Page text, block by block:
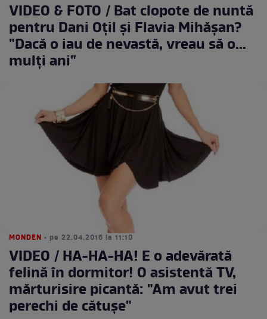
VIDEO & FOTO / Bat clopote de nuntă
pentru Dani Oţil şi Flavia Mihăşan?
"Dacă o iau de nevastă, vreau să o...
mulţi ani"
MONDEN • pe 22.04.2016 la 11:10
VIDEO / HA-HA-HA! E o adevărată
felină în dormitor! O asistentă TV,
mărturisire picantă: "Am avut trei
perechi de cătuşe"